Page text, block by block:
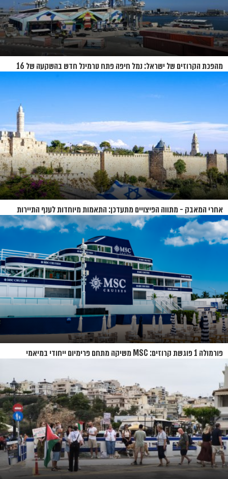
מהפכת הקרוזים של ישראל: נמל חיפה פתח טרמינל חדש בהשקעה של 16
מיליון שקל
אחרי המאבק - מתווה הפיצויים מתעדכן: התאמות מיוחדות לענף התיירות
פורמולה 1 פוגשת קרוזים: MSC משיקה מתחם פרימיום ייחודי במיאמי